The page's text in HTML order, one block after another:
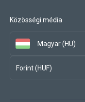
Közösségi média
Magyar (HU)
Forint (HUF)